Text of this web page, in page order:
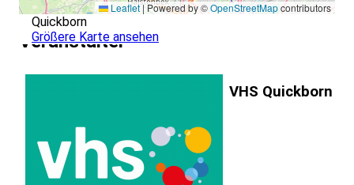
Leaflet|Powered by ©OpenStreetMapcontributors
Quickborn
Größere Karte ansehen
Veranstalter
VHS Quickborn